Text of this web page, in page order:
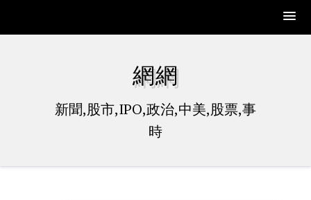
網網
新聞,股市,IPO,政治,中美,股票,事
時